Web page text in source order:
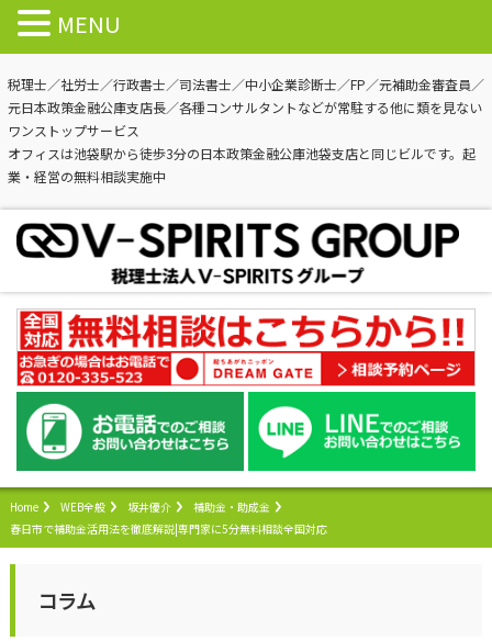
税理士／社労士／行政書士／司法書士／中小企業診断士／FP／元補助金審査員／
元日本政策金融公庫支店長／各種コンサルタントなどが常駐する他に類を見ない
ワンストップサービス
オフィスは池袋駅から徒歩3分の日本政策金融公庫池袋支店と同じビルです。起
業・経営の無料相談実施中
Home WEB全般 坂井優介
補助金・助成金
春日市で補助金活用法を徹底解説|専門家に5分無料相談全国対応
コラム
MENU